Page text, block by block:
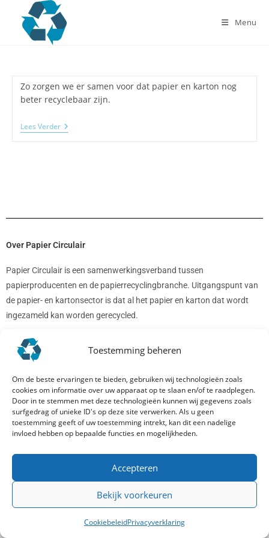
Toestemming beheren
Om de beste ervaringen te bieden, gebruiken wij technologieën zoals
cookies om informatie over uw apparaat op te slaan en/of te raadplegen.
Door in te stemmen met deze technologieën kunnen wij gegevens zoals
surfgedrag of unieke ID's op deze site verwerken. Als u geen
toestemming geeft of uw toestemming intrekt, kan dit een nadelige
invloed hebben op bepaalde functies en mogelijkheden.
Accepteren
Bekijk voorkeuren
CookiebeleidPrivacyverklaring
Menu
Zo zorgen we er samen voor dat papier en karton nog
beter recyclebaar zijn.
Lees Verder
Over Papier Circulair
Papier Circulair is een samenwerkingsverband tussen
papierproducenten en de papierrecyclingbranche. Uitgangspunt van
de papier- en kartonsector is dat al het papier en karton dat wordt
ingezameld kan worden gerecycled.
Vragen
Voor vragen aan of over Papier Circulair neemt u contact op via
of stuurt u uw vraag per mail
naarinfo@papiercirculair.nl. U ontvangt zo snel mogelijk een reactie.